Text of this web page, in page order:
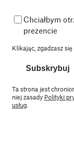
Chciałbym
prezencie
Klikając, zgadzasz się
Subskrybuj
Ta strona jest
niej zasady Polityki
usług